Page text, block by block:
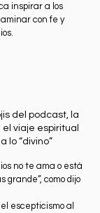
inspirar a los
con fe y
del podcast, la
viaje espiritual
lo “divino”
no te ama o está
grande”, como dijo
escepticismo al